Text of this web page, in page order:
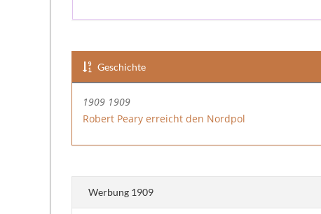
Geschichte
1909 1909
Robert Peary erreicht den Nordpol
Werbung 1909